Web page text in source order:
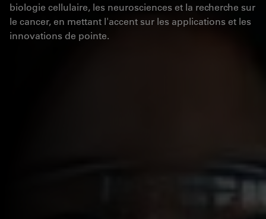
biologie cellulaire, les neurosciences et la recherche sur
le cancer, en mettant l'accent sur les applications et les
innovations de pointe.